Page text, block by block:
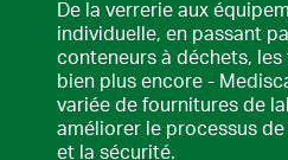
De la verrerie aux
individuelle, en passant
conteneurs à déchets,
bien plus encore -
variée de fournitures de
améliorer le processus
et la sécurité.